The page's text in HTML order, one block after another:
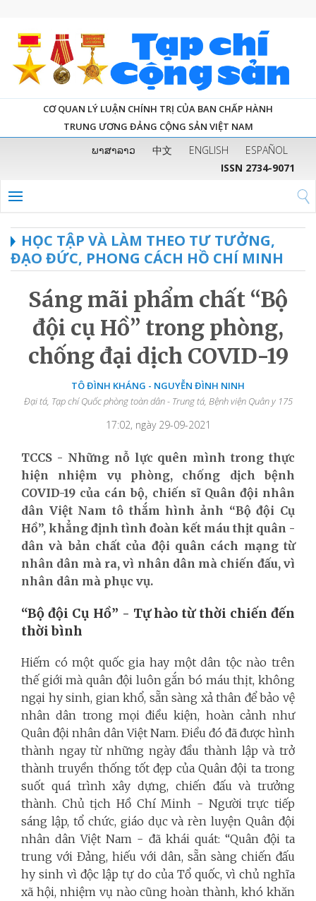
CƠ QUAN LÝ LUẬN CHÍNH TRỊ CỦA BAN CHẤP HÀNH
TRUNG ƯƠNG ĐẢNG CỘNG SẢN VIỆT NAM
ພາສາລາວ 中文 ENGLISH
ESPAÑOL
ISSN 2734-9071
HỌC TẬP VÀ LÀM THEO TƯ TƯỞNG,
ĐẠO ĐỨC, PHONG CÁCH HỒ CHÍ MINH
Sáng mãi phẩm chất “Bộ
đội cụ Hồ” trong phòng,
chống đại dịch COVID-19
TÔ ĐÌNH KHÁNG - NGUYỄN ĐÌNH NINH
Đại tá, Tạp chí Quốc phòng toàn dân - Trung tá, Bệnh viện Quân y 175
17:02, ngày 29-09-2021
TCCS - Những nỗ lực quên mình trong thực
hiện nhiệm vụ phòng, chống dịch bệnh
COVID-19 của cán bộ, chiến sĩ Quân đội nhân
dân Việt Nam tô thắm hình ảnh “Bộ đội Cụ
Hồ”, khẳng định tình đoàn kết máu thịt quân -
dân và bản chất của đội quân cách mạng từ
nhân dân mà ra, vì nhân dân mà chiến đấu, vì
nhân dân mà phục vụ.
“Bộ đội Cụ Hồ” - Tự hào từ thời chiến đến
thời bình
Hiếm có một quốc gia hay một dân tộc nào trên
thế giới mà quân đội luôn gắn bó máu thịt, không
ngại hy sinh, gian khổ, sẵn sàng xả thân để bảo vệ
nhân dân trong mọi điều kiện, hoàn cảnh như
Quân đội nhân dân Việt Nam. Điều đó đã được hình
thành ngay từ những ngày đầu thành lập và trở
thành truyền thống tốt đẹp của Quân đội ta trong
suốt quá trình xây dựng, chiến đấu và trưởng
thành. Chủ tịch Hồ Chí Minh - Người trực tiếp
sáng lập, tổ chức, giáo dục và rèn luyện Quân đội
nhân dân Việt Nam - đã khái quát: “Quân đội ta
trung với Đảng, hiếu với dân, sẵn sàng chiến đấu
hy sinh vì độc lập tự do của Tổ quốc, vì chủ nghĩa
xã hội, nhiệm vụ nào cũng hoàn thành, khó khăn